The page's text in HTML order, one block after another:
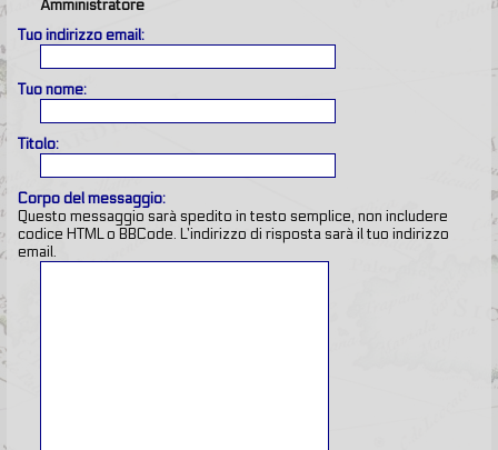
Amministratore
Tuo indirizzo email:
Tuo nome:
Titolo:
Corpo del messaggio:
Questo messaggio sarà spedito in testo semplice, non includere
codice HTML o BBCode. L’indirizzo di risposta sarà il tuo indirizzo
email.